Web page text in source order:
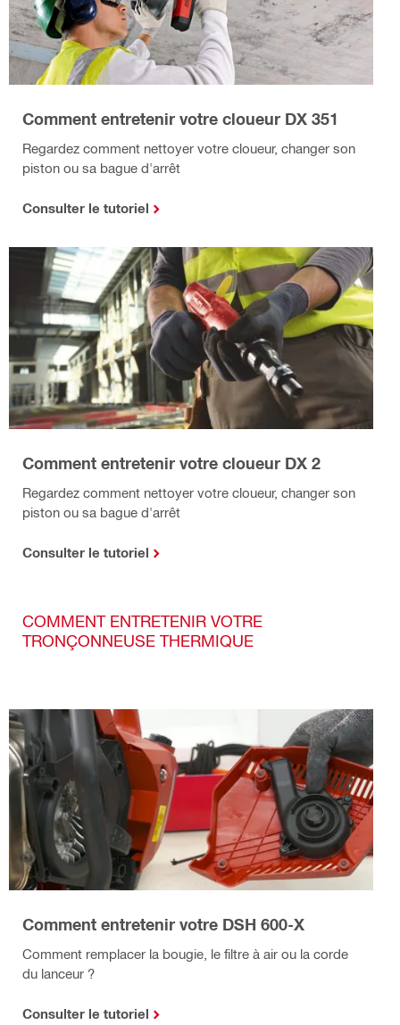
Comment entretenir votre cloueur DX 351
Regardez comment nettoyer votre cloueur, changer son
piston ou sa bague d'arrêt
Consulter le tutoriel
Comment entretenir votre cloueur DX 2
Regardez comment nettoyer votre cloueur, changer son
piston ou sa bague d'arrêt
Consulter le tutoriel
COMMENT ENTRETENIR VOTRE
TRONÇONNEUSE THERMIQUE
Comment entretenir votre DSH 600-X
Comment remplacer la bougie, le filtre à air ou la corde
du lanceur ?
Consulter le tutoriel